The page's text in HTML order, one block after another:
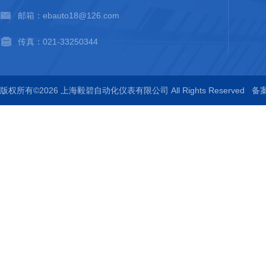
邮箱：ebauto18@126.com
传真：021-33250344
版权所有©2026 上海毅碧自动化仪表有限公司 All Rights Reserved 备